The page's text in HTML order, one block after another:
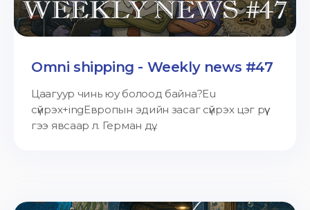
Omni shipping - Weekly news #47
Цаагуур чинь юу болоод байна?Eu
сүйрэх+ingЕвропын эдийн засаг сүйрэх цэг рүү
гээ явсаар л. Герман дү...